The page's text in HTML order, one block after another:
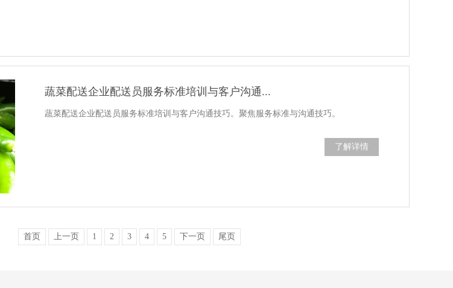
蔬菜配送企业配送员服务标准培训与客户沟通...
蔬菜配送企业配送员服务标准培训与客户沟通技巧。聚焦服务标准与沟通技巧。
了解详情
首页 上一页 1 2 3 4 5 下一页 尾页